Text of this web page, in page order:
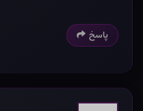
پاسخ